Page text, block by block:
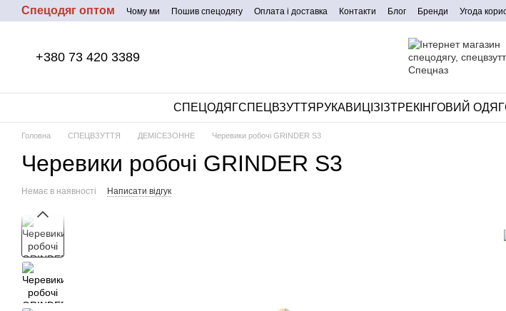
Перейти до основного контенту
Спецодяг оптом Чому ми Пошив спецодягу Оплата і доставка Контакти Блог Бренди Угода
+380 73 420 3389
СПЕЦОДЯГСПЕЦВЗУТТЯ РУКАВИЦІ ЗІЗТРЕКІНГОВИЙ ОДЯГ
Головна СПЕЦВЗУТТЯ ДЕМІСЕЗОННЕ Черевики робочі GRINDER S3
Черевики робочі GRINDER S3
Немає в наявності Написати відгук